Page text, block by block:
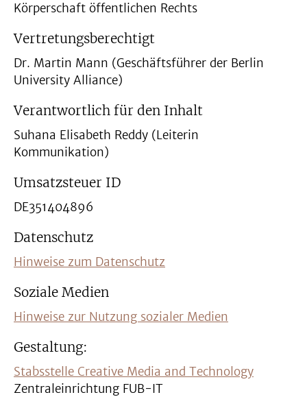
Körperschaft öffentlichen Rechts
Vertretungsberechtigt
Dr. Martin Mann (Geschäftsführer der Berlin
University Alliance)
Verantwortlich für den Inhalt
Suhana Elisabeth Reddy (Leiterin
Kommunikation)
Umsatzsteuer ID
DE351404896
Datenschutz
Hinweise zum Datenschutz
Soziale Medien
Hinweise zur Nutzung sozialer Medien
Gestaltung:
Stabsstelle Creative Media and Technology
Zentraleinrichtung FUB-IT